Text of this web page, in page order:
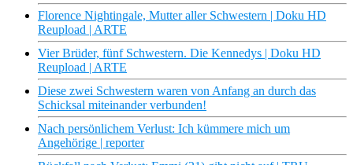
Florence Nightingale, Mutter aller Schwestern | Doku HD
Reupload | ARTE
Vier Brüder, fünf Schwestern. Die Kennedys | Doku HD
Reupload | ARTE
Diese zwei Schwestern waren von Anfang an durch das
Schicksal miteinander verbunden!
Nach persönlichem Verlust: Ich kümmere mich um
Angehörige | reporter